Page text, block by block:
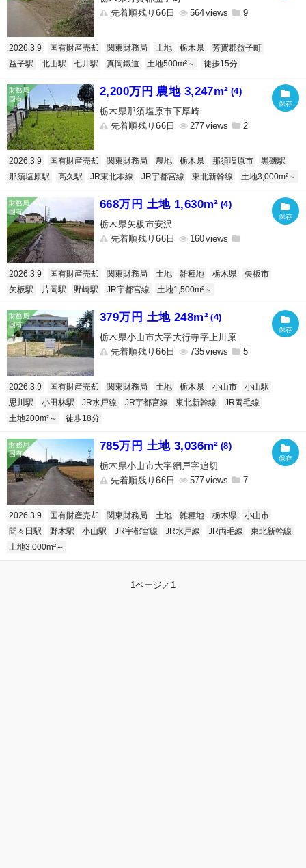
先着順残り66日
564 9
2026.3.9 国有財産売却 関東財務局 土地 栃木県
芳賀郡益子町
益子駅
北山駅 七井駅 真岡鐵道 土地500m²～ 徒歩15分
2,200万円 農地 3,247m² (4)
栃木県那須塩原市下厚崎
先着順残り66日
277 2
2026.3.9 国有財産売却 関東財務局 農地 栃木県 那須塩原市
黒磯駅
那須塩原駅
高久駅 JR東北本線 JR宇都宮線 東北新幹線 土地3,000m²～
668万円 土地 1,630m² (4)
栃木県矢板市安沢
先着順残り66日
160
2026.3.9 国有財産売却 関東財務局 土地 雑種地 栃木県
矢板市
矢板駅
片岡駅 野崎駅 JR宇都宮線 土地1,500m²～
379万円 土地 248m² (4)
栃木県小山市大字大行寺字上川原
先着順残り66日
735 5
2026.3.9 国有財産売却 関東財務局 土地 栃木県 小山市
小山駅
思川駅
小田林駅 JR水戸線 JR宇都宮線 東北新幹線
JR両毛線
土地200m²～
徒歩18分
785万円 土地 3,036m² (8)
栃木県小山市大字網戸字追切
先着順残り66日
577 7
2026.3.9 国有財産売却 関東財務局 土地 雑種地 栃木県
小山市
間々田駅
野木駅 小山駅 JR宇都宮線 JR水戸線 JR両毛線
東北新幹線
土地3,000m²～
1ページ／1